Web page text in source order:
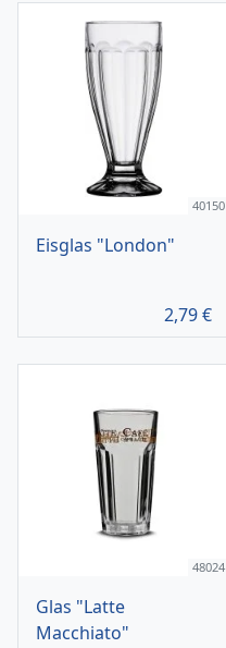
40150
Eisglas "London"
2,79€
48024
Glas "Latte
Macchiato"